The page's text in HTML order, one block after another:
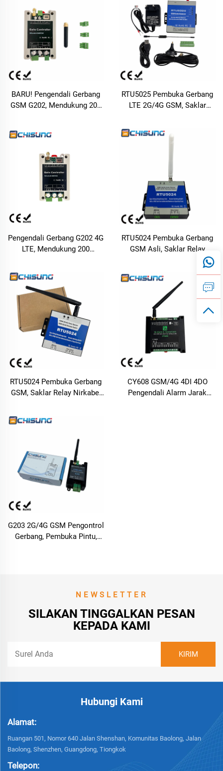
Kegagalan Daya untuk
Otomasi Industri
Penggunaan Industri &
Pertanian
BARU! Pengendali Gerbang
GSM G202, Mendukung 200
via SMS, Tegangan AC/DC
untuk Gerbang, Pintu, Barrier,
serta Saklar Jarak Jauh
Industri
RTU5025 Pembuka Gerbang
LTE 2G/4G GSM, Saklar
Pengguna Terotorisasi,
Kontrol Panggilan Gratis,
dan Sistem Kendali Akses
Industri
Pengendali Gerbang G202 4G
LTE, Mendukung 200
Saklar Relay, Mendukung
VoLTE, Tegangan AC/DC 7–
36 V, Kontrol Jarak Jauh via
SMS untuk Gerbang, Pintu,
Barrier, Garasi, dan Akses
Industri
RTU5024 Pembuka Gerbang
GSM Asli, Saklar Relay
Nirkabel 2G/3G/4G, Kontrol
Panggilan Telepon/SMS
Gratis, Mendukung Hingga
200 Pengguna untuk
Gerbang, Barrier, dan
Peralatan Industri
RTU5024 Pembuka Gerbang
GSM, Saklar Relay Nirkabel
Nirkabel, Mendukung Hingga
200 Pengguna, Kontrol
melalui Panggilan
Telepon/SMS untuk Gerbang
Garasi, Barrier, dan Saklar
Industri
CY608 GSM/4G 4DI 4DO
Pengendali Alarm Jarak
G203 2G/4G GSM Pengontrol
Gerbang, Pembuka Pintu,
NEWSLETTER
SILAKAN TINGGALKAN PESAN
KEPADA KAMI
Hubungi Kami
Alamat:
Ruangan 501, Nomor 640 Jalan Shenshan, Komunitas Baolong, Jalan
Baolong, Shenzhen, Guangdong, Tiongkok
Telepon: